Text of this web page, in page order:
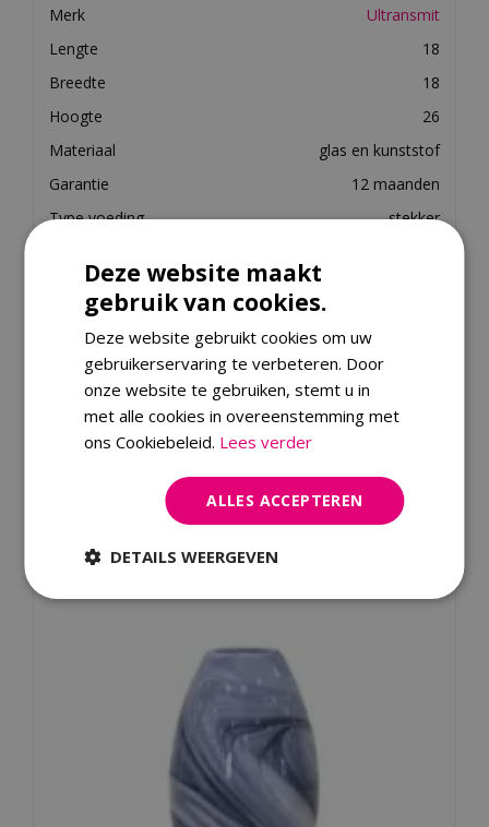
Merk
Ultransmit
Lengte
18
Breedte
18
Hoogte
26
Materiaal
glas en kunststof
Garantie
12 maanden
Type voeding
stekker
Branduren
Geschikt voor
Dit product kopen
Kijk ook eens naar:
Deze website maakt
gebruik van cookies.
Deze website gebruikt cookies om uw
gebruikerservaring te verbeteren. Door
onze website te gebruiken, stemt u in
met alle cookies in overeenstemming met
ons Cookiebeleid. Lees verder
ALLES ACCEPTEREN
DETAILS WEERGEVEN